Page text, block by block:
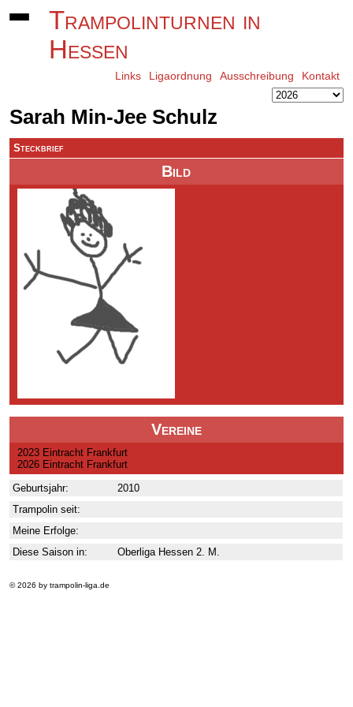
Trampolinturnen in
Hessen
Links Ligaordnung Ausschreibung Kontakt
Sarah Min-Jee Schulz
Bild
Vereine
2023 Eintracht Frankfurt
2026 Eintracht Frankfurt
Steckbrief
Geburtsjahr:
2010
Trampolin seit:
Meine Erfolge:
Diese Saison in:
Oberliga Hessen 2. M.
© 2026 by trampolin-liga.de